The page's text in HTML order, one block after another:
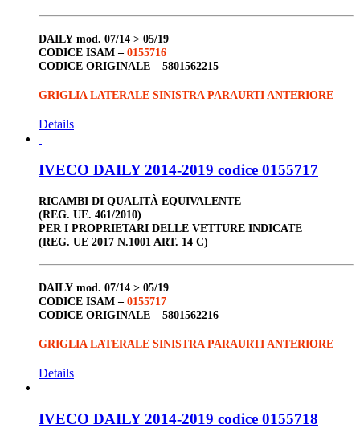
DAILY mod. 07/14 > 05/19
CODICE ISAM – 0155716
CODICE ORIGINALE – 5801562215
GRIGLIA LATERALE SINISTRA PARAURTI ANTERIORE
Details
IVECO DAILY 2014-2019 codice 0155717
RICAMBI DI QUALITÀ EQUIVALENTE
(REG. UE. 461/2010)
PER I PROPRIETARI DELLE VETTURE INDICATE
(REG. UE 2017 N.1001 ART. 14 C)
DAILY mod. 07/14 > 05/19
CODICE ISAM – 0155717
CODICE ORIGINALE – 5801562216
GRIGLIA LATERALE SINISTRA PARAURTI ANTERIORE
Details
IVECO DAILY 2014-2019 codice 0155718